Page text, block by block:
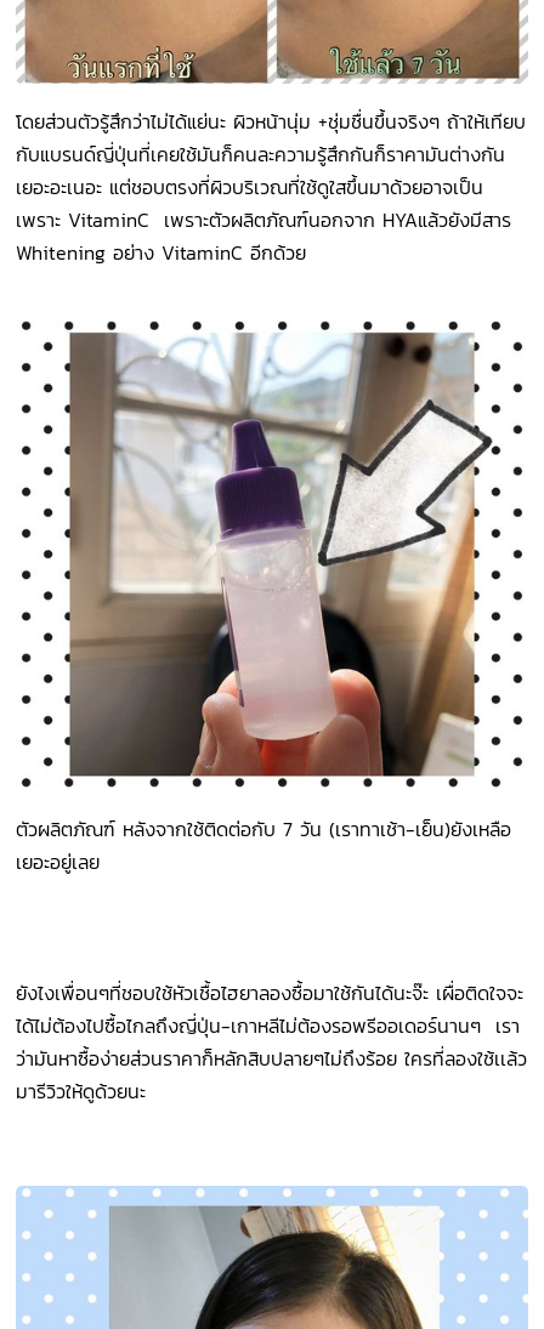
โดยส่วนตัวรู้สึกว่าไม่ได้แย่นะ ผิวหน้านุ่ม +ชุ่มชื่นขึ้นจริงๆ ถ้าให้เทียบ
กับแบรนด์ญี่ปุ่นที่เคยใช้มันก็คนละความรู้สึกกันก็ราคามันต่างกัน
เยอะอะเนอะ แต่ชอบตรงที่ผิวบริเวณที่ใช้ดูใสขึ้นมาด้วยอาจเป็น
เพราะ VitaminC เพราะตัวผลิตภัณฑ์นอกจาก HYAแล้วยังมีสาร
Whitening อย่าง VitaminC อีกด้วย
ตัวผลิตภัณฑ์ หลังจากใช้ติดต่อกับ 7 วัน (เราทาเช้า-เย็น)ยังเหลือ
เยอะอยู่เลย
ยังไงเพื่อนๆที่ชอบใช้หัวเชื้อไฮยาลองซื้อมาใช้กันได้นะจ๊ะ เผื่อติดใจจะ
ได้ไม่ต้องไปซื้อไกลถึงญี่ปุ่น-เกาหลีไม่ต้องรอพรีออเดอร์นานๆ เรา
ว่ามันหาซื้อง่ายส่วนราคาก็หลักสิบปลายๆไม่ถึงร้อย ใครที่ลองใช้เเล้ว
มารีวิวให้ดูด้วยนะ